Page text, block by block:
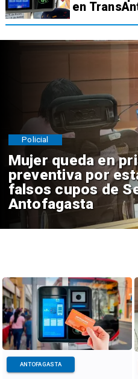
en
Mujer queda en
preventiva por
falsos cupos de
Antofagasta
Policial
ANTOFAGASTA